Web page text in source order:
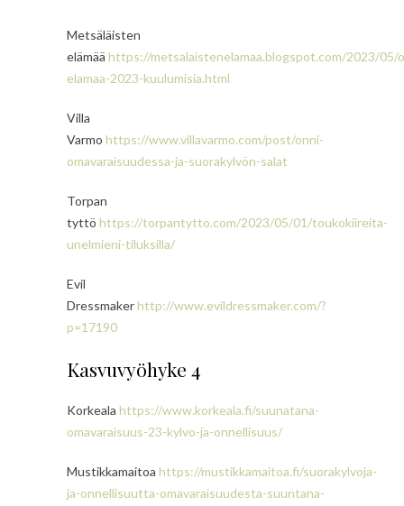
Metsäläisten
elämää https://metsalaistenelamaa.blogspot.com/2023/05/
elamaa-2023-kuulumisia.html
Villa
Varmo https://www.villavarmo.com/post/onni-
omavaraisuudessa-ja-suorakylvön-salat
Torpan
tyttö https://torpantytto.com/2023/05/01/toukokiireita-
unelmieni-tiluksilla/
Evil
Dressmakerhttp://www.evildressmaker.com/?
p=17190
Kasvuvyöhyke 4
Korkeala https://www.korkeala.fi/suunatana-
omavaraisuus-23-kylvo-ja-onnellisuus/
Mustikkamaitoa https://mustikkamaitoa.fi/suorakylvoja-
ja-onnellisuutta-omavaraisuudesta-suuntana-